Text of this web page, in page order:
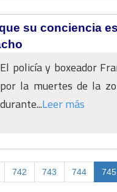
que su conciencia
El policía y boxeador
por la muertes de la
durante...Leer más
742 743 744 745